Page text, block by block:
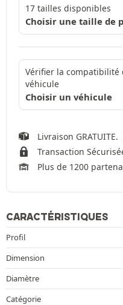
17 tailles disponibles
Choisir une taille de
Vérifier la compatibilité
véhicule
Choisir un véhicule
Livraison GRATUITE.
Transaction
Plus de 1200
CARACTÉRISTIQUES
Profil
Dimension
Diamètre
Catégorie